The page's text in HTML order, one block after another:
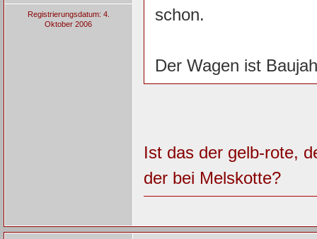
Registrierungsdatum: 4.
Oktober 2006
schon.
Der Wagen ist
Ist das der gelb-rote,
der bei Melskotte?